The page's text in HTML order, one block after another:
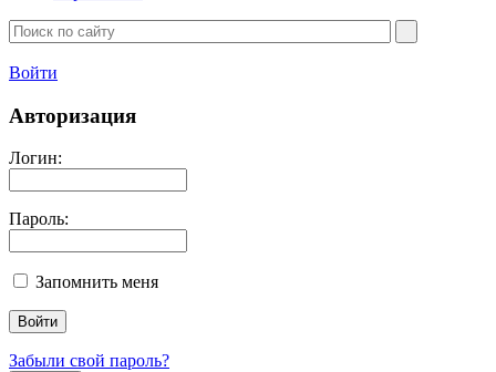
Войти
Авторизация
Логин:
Пароль:
Запомнить меня
Забыли свой пароль?